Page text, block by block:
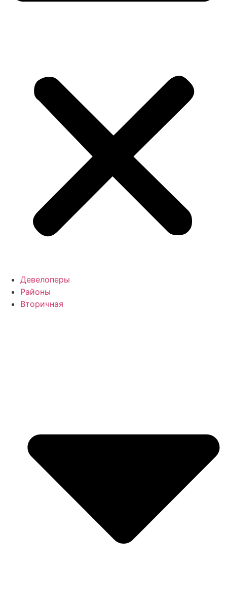
Девелоперы
Районы
Вторичная